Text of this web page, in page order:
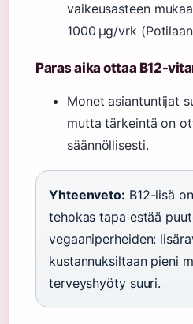
vaikeusasteen
1000 µg/vrk
Paras aika ottaa B12-
Monet asiantuntijat
mutta tärkeintä on
säännöllisesti.
Yhteenveto: B12-lisä
tehokas tapa estää
vegaaniperheiden:
kustannuksiltaan pieni
terveyshyöty suuri.